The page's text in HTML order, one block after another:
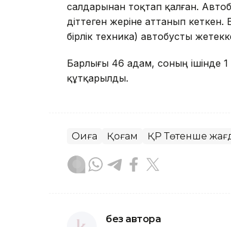
салдарынан тоқтап қалған.
діттеген жеріне аттанып
бірлік техника) автобусты
Барлығы 46 адам, соның ішінде 1
құтқарылды.
Оқиға Қоғам ҚР Төтенше
без автора